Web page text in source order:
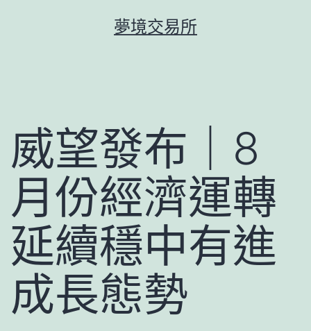
夢境交易所
威望發布｜8
月份經濟運轉
延續穩中有進
成長態勢